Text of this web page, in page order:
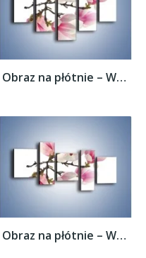
Obraz na płótnie – Wirujące kwiaty...
Obraz na płótnie – Wirujące kwiaty...